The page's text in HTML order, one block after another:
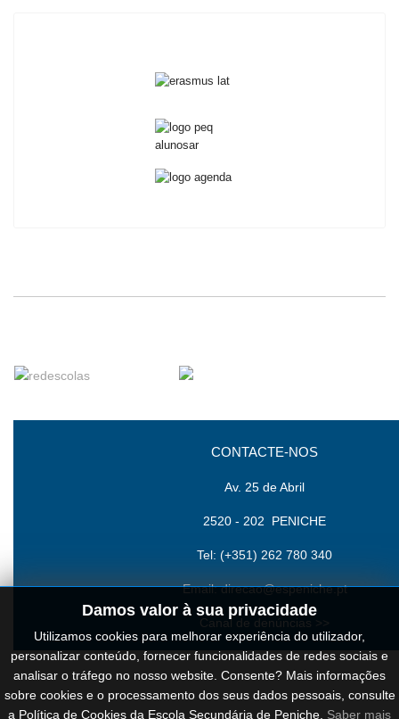
CONTACTE-NOS
Av. 25 de Abril
2520 - 202 PENICHE
Tel: (+351) 262 780 340
Email:direcao@espeniche.pt
Canal de denúncias >>
Cookies
Damos valor à sua privacidade
Utilizamos cookies para melhorar experiência do utilizador,
personalizar conteúdo, fornecer funcionalidades de redes sociais e
analisar o tráfego no nosso website. Consente? Mais informações
sobre cookies e o processamento dos seus dados pessoais, consulte
a Política de Cookies da Escola Secundária de Peniche. Saber mais